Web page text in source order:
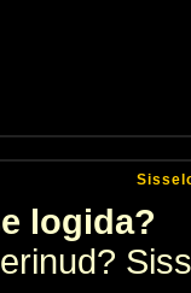
logida?